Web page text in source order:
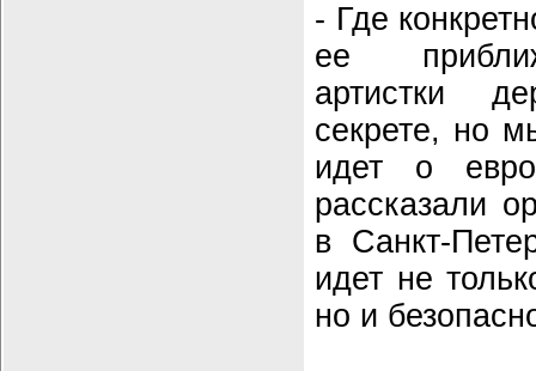
- Где
ее
артистки
секрете, но
идет о
рассказали
в Санкт-
идет не
но и